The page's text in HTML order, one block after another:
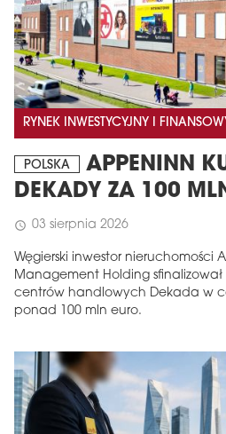
RYNEK INWESTYCYJNY I
POLSKA
APPENINN
DEKADY ZA 100
schedule 03 sierpnia 2026
Węgierski inwestor nieruchomości
Management Holding
centrów handlowych Dekada w
ponad 100 mln euro.